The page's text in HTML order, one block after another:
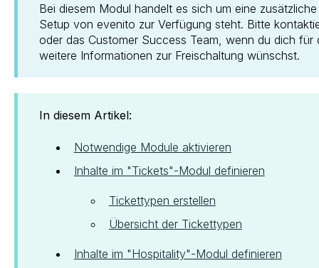
Bei diesem Modul handelt es sich um eine
Setup von evenito zur Verfügung steht. Bitte
oder das Customer Success Team, wenn du dich für
weitere Informationen zur Freischaltung wünschst.
In diesem Artikel:
Notwendige Module aktivieren
Inhalte im "Tickets"-Modul definieren
Tickettypen erstellen
Übersicht der Tickettypen
Inhalte im "Hospitality"-Modul definieren